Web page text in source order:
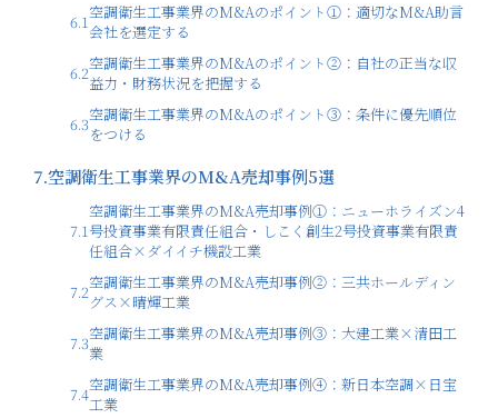
6.1空調衛生工事業界のM&Aのポイント①：適切なM&A助言
会社を選定する
6.2空調衛生工事業界のM&Aのポイント②：自社の正当な収
益力・財務状況を把握する
6.3空調衛生工事業界のM&Aのポイント③：条件に優先順位
をつける
7.空調衛生工事業界のM&A売却事例5選
7.1
空調衛生工事業界のM&A売却事例①：ニューホライズン4
号投資事業有限責任組合・しこく創生2号投資事業有限責
任組合×ダイイチ機設工業
7.2空調衛生工事業界のM&A売却事例②：三共ホールディン
グス×晴輝工業
7.3空調衛生工事業界のM&A売却事例③：大建工業×清田工
業
7.4空調衛生工事業界のM&A売却事例④：新日本空調×日宝
工業